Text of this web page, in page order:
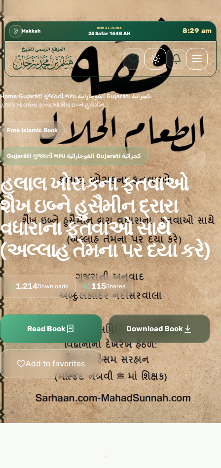
Makkah
UMM AL-QURA
25 Safar 1448 AH 8:29 am
Home› Gujarātī ગુજરાતી ભાષા الغوجاراتية Gujarati كجراتية›
હલાલ ખોરાકના ફતવાઓ શૈખ ઇબ્ને હુસૈમીન દ્રારા વધારાના ફતવાઓ સાથે (અલ્લાહ તેમના પર દયા કરે)
Free Islamic Book
Gujarātī ગુજરાતી ભાષા الغوجاراتية Gujarati كجراتية
હલાલ ખોરાકના ફતવાઓ
શૈખ ઇબ્ને હુસૈમીન દ્રારા
વધારાના ફતવાઓ સાથે
(અલ્લાહ તેમના પર દયા કરે)
1,214Downloads 115Shares
Read Book Download Book
Add to favorites